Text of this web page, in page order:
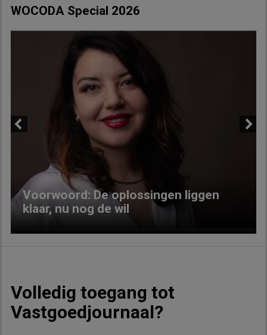
WOCODA Special 2026
Voorwoord: De oplossingen liggen
klaar, nu nog de wil
Volledig toegang tot
Vastgoedjournaal?